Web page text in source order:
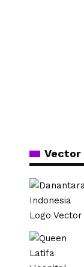
Vector